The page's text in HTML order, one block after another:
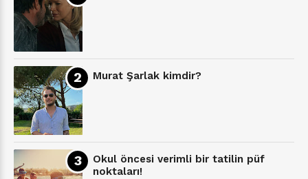
Murat Şarlak kimdir?
Okul öncesi verimli bir tatilin püf
noktaları!